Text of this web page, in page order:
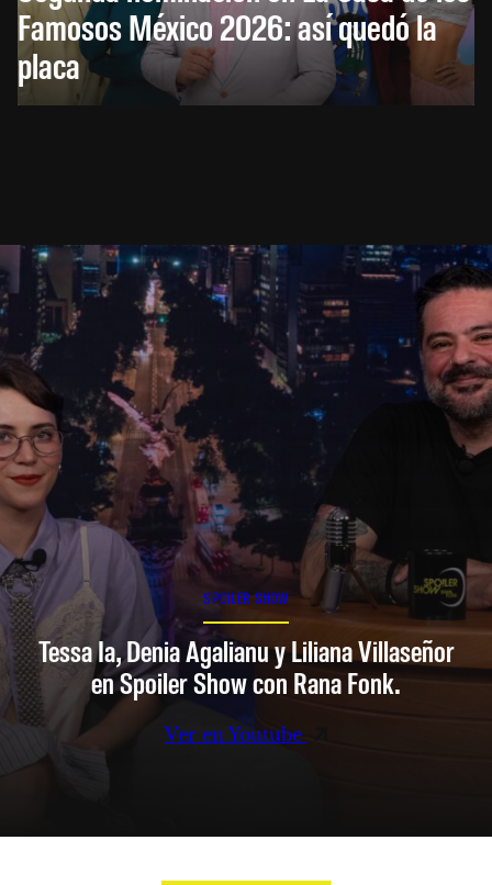
Famosos México 2026: así quedó la
placa
SPOILER SHOW
Tessa Ia, Denia Agalianu y Liliana Villaseñor
en Spoiler Show con Rana Fonk.
Ver en Youtube